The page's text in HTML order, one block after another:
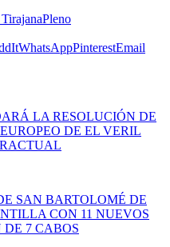
Pleno
WhatsAppPinterestEmail
LA RESOLUCIÓN DE
DE EL VERIL
SAN BARTOLOMÉ DE
CON 11 NUEVOS
DE 7 CABOS